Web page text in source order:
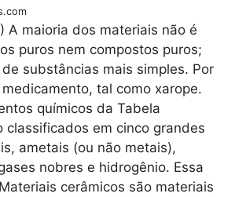
A maioria dos materiais não é
puros nem compostos puros;
substâncias mais simples. Por
tal como xarope.
químicos da Tabela
classificados em cinco grandes
ametais (ou não metais),
nobres e hidrogênio. Essa
cerâmicos são materiais